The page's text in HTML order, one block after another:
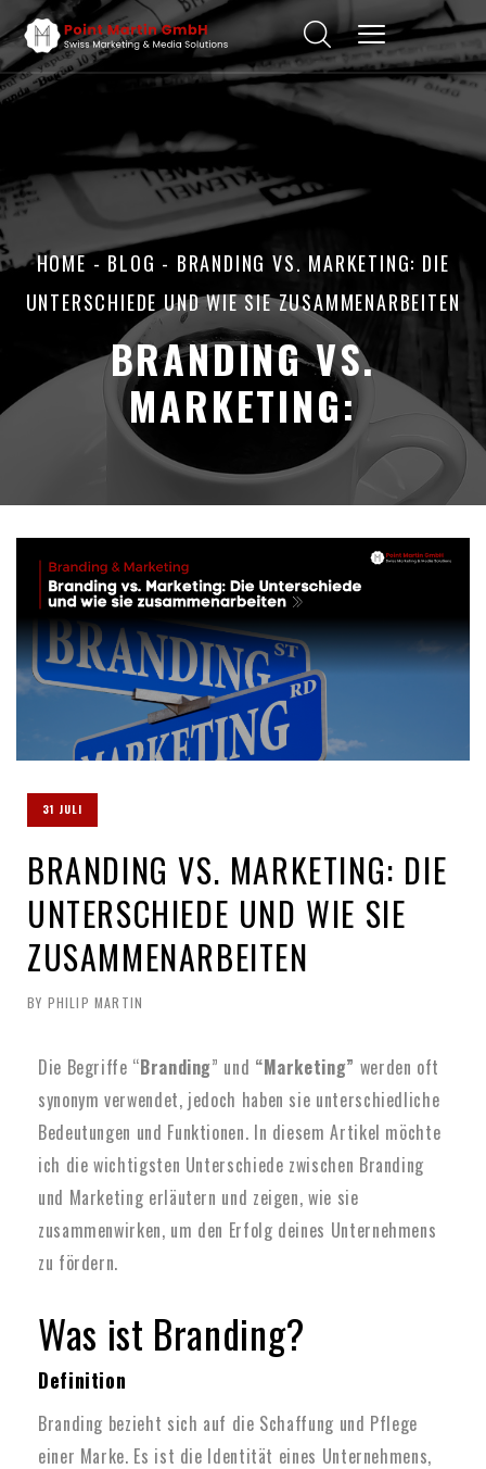
HOME- BLOG - BRANDING VS. MARKETING: DIE
UNTERSCHIEDE UND WIE SIE ZUSAMMENARBEITEN
BRANDING VS.
MARKETING:
31 JULI
BRANDING VS. MARKETING: DIE
UNTERSCHIEDE UND WIE SIE
ZUSAMMENARBEITEN
BY PHILIP MARTIN
Die Begriffe “Branding” und “Marketing” werden oft
synonym verwendet, jedoch haben sie unterschiedliche
Bedeutungen und Funktionen. In diesem Artikel möchte
ich die wichtigsten Unterschiede zwischen Branding
und Marketing erläutern und zeigen, wie sie
zusammenwirken, um den Erfolg deines Unternehmens
zu fördern.
Was ist Branding?
Definition
Branding bezieht sich auf die Schaffung und Pflege
einer Marke. Es ist die Identität eines Unternehmens,